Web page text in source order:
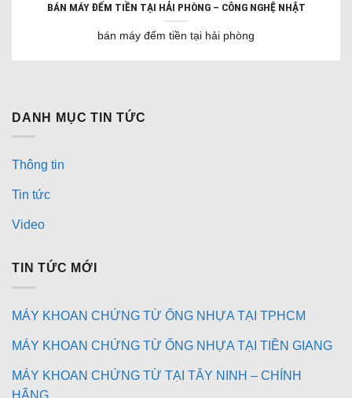
BÁN MÁY ĐẾM TIỀN TẠI HẢI PHÒNG – CÔNG NGHỆ NHẬT
bán máy đếm tiền tại hải phòng
DANH MỤC TIN TỨC
Thông tin
Tin tức
Video
TIN TỨC MỚI
MÁY KHOAN CHỨNG TỪ ỐNG NHỰA TẠI TPHCM
MÁY KHOAN CHỨNG TỪ ỐNG NHỰA TẠI TIỀN GIANG
MÁY KHOAN CHỨNG TỪ TẠI TÂY NINH – CHÍNH
HÃNG